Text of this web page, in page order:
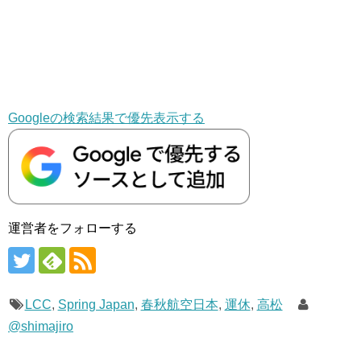
Googleの検索結果で優先表示する
運営者をフォローする
LCC, Spring Japan, 春秋航空日本, 運休, 高松
@shimajiro